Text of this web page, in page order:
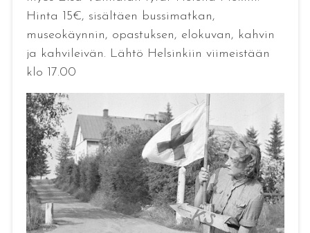
Hinta 15€, sisältäen bussimatkan,
museokäynnin, opastuksen, elokuvan, kahvin
ja kahvileivän. Lähtö Helsinkiin viimeistään
klo 17.00